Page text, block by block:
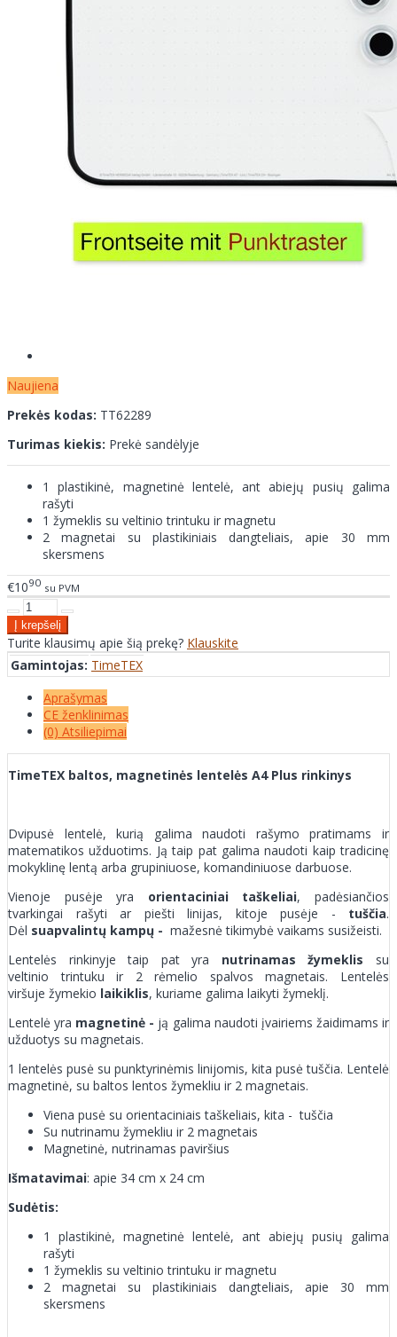
Naujiena
Prekės kodas: TT62289
Turimas kiekis: Prekė sandėlyje
1 plastikinė, magnetinė lentelė, ant abiejų pusių galima
rašyti
1 žymeklis su veltinio trintuku ir magnetu
2 magnetai su plastikiniais dangteliais, apie 30 mm
skersmens
€1090 su PVM
Turite klausimų apie šią prekę? Klauskite
Gamintojas: TimeTEX
Aprašymas
CE ženklinimas
(0) Atsiliepimai
TimeTEX baltos, magnetinės lentelės A4 Plus rinkinys
Dvipusė lentelė, kurią galima naudoti rašymo pratimams ir
matematikos užduotims. Ją taip pat galima naudoti kaip tradicinę
mokyklinę lentą arba grupiniuose, komandiniuose darbuose.
Vienoje pusėje yra orientaciniai taškeliai, padėsiančios
tvarkingai rašyti ar piešti linijas, kitoje pusėje - tuščia.
Dėl suapvalintų kampų - mažesnė tikimybė vaikams susižeisti.
Lentelės rinkinyje taip pat yra nutrinamas žymeklis su
veltinio trintuku ir 2 rėmelio spalvos magnetais. Lentelės
viršuje žymekio laikiklis, kuriame galima laikyti žymeklį.
Lentelė yra magnetinė - ją galima naudoti įvairiems žaidimams ir
užduotys su magnetais.
1 lentelės pusė su punktyrinėmis linijomis, kita pusė tuščia. Lentelė
magnetinė, su baltos lentos žymekliu ir 2 magnetais.
Viena pusė su orientaciniais taškeliais, kita - tuščia
Su nutrinamu žymekliu ir 2 magnetais
Magnetinė, nutrinamas paviršius
Išmatavimai: apie 34 cm x 24 cm
Sudėtis:
1 plastikinė, magnetinė lentelė, ant abiejų pusių galima
rašyti
1 žymeklis su veltinio trintuku ir magnetu
2 magnetai su plastikiniais dangteliais, apie 30 mm
skersmens